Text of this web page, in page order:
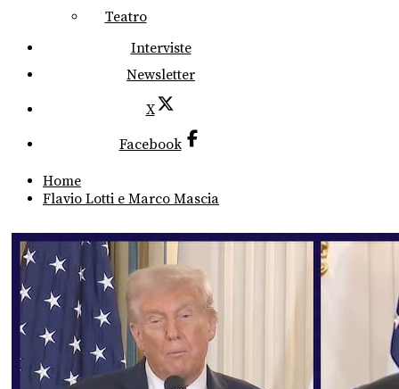
Teatro
Interviste
Newsletter
X
Facebook
Home
Flavio Lotti e Marco Mascia